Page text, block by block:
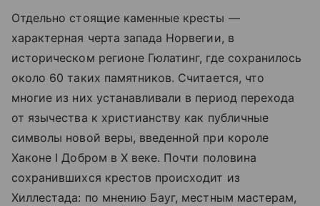
Отдельно стоящие каменные кресты —
характерная черта запада Норвегии, в
историческом регионе Гюлатинг, где сохранилось
около 60 таких памятников. Считается, что
многие из них устанавливали в период перехода
от язычества к христианству как публичные
символы новой веры, введенной при короле
Хаконе I Добром в X веке. Почти половина
сохранившихся крестов происходит из
Хиллестада: по мнению Бауг, местным мастерам,